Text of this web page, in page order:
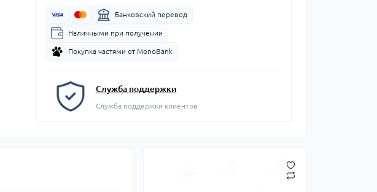
Банковский перевод
Наличными при получении
Покупка частями от MonoBank
Служба поддержки
Служба поддержки клиентов